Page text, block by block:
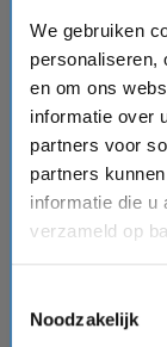
We gebruiken
personaliseren,
en om ons
informatie over
partners voor
partners
informatie die u
verzameld op
Noodzakelijk
15 daagse
Statendam
Holland America
eventvan: 20-08-
schedule15 dagen place
Dover, Rotterdam, Dag op Zee,
Kopenhagen,
Helsinki,
Dover